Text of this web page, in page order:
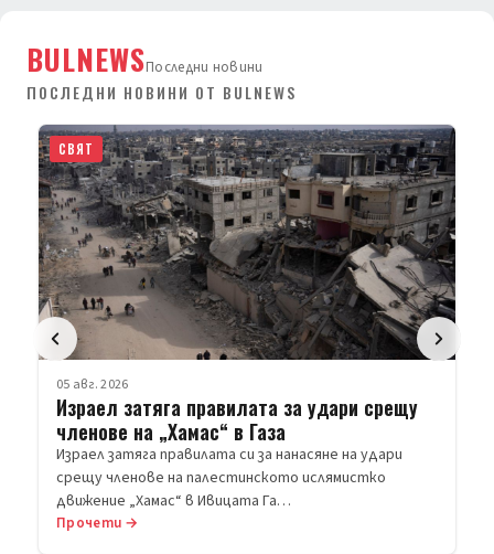
BULNEWSПоследни новини
ПОСЛЕДНИ НОВИНИ ОТ BULNEWS
СВЯТ
05 авг. 2026
Израел затяга правилата за удари срещу
членове на „Хамас“ в Газа
Израел затяга правилата си за нанасяне на удари
срещу членове на палестинското ислямистко
движение „Хамас“ в Ивицата Га…
Прочети →